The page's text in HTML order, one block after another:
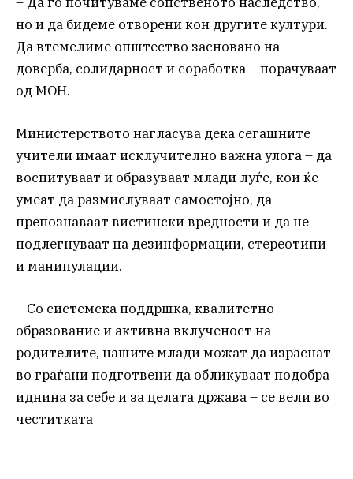
но и да бидеме отворени кон другите култури.
Да втемелиме општество засновано на
доверба, солидарност и соработка – порачуваат
од МОН.
Министерството нагласува дека сегашните
учители имаат исклучително важна улога – да
воспитуваат и образуваат млади луѓе, кои ќе
умеат да размислуваат самостојно, да
препознаваат вистински вредности и да не
подлегнуваат на дезинформации, стереотипи
и манипулации.
– Со системска поддршка, квалитетно
образование и активна вклученост на
родителите, нашите млади можат да израснат
во граѓани подготвени да обликуваат подобра
иднина за себе и за целата држава – се вели во
честитката